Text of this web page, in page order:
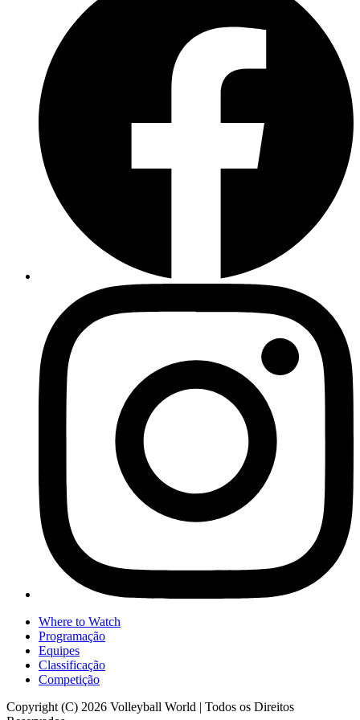
Where to Watch
Programação
Equipes
Classificação
Competição
Copyright (C) 2026 Volleyball World | Todos os Direitos